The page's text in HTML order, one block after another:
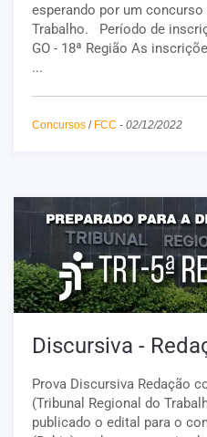
esperando por um
Trabalho. Período de
GO - 18ª Região As
...
Concursos / FCC - 02/12/2022
Discursiva -
Prova Discursiva Redação
(Tribunal Regional do
publicado o edital para o